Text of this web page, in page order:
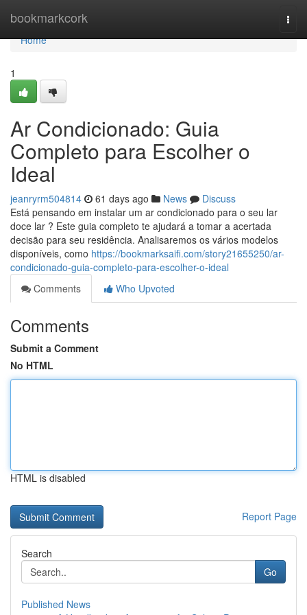
bookmarkcork
Home
Home
1
Ar Condicionado: Guia
Completo para Escolher o
Ideal
jeanryrm504814 61 days ago News
Discuss
Está pensando em instalar um ar condicionado para o seu lar
doce lar ? Este guia completo te ajudará a tomar a acertada
decisão para seu residência. Analisaremos os vários modelos
disponíveis, como https://bookmarksaifi.com/story21655250/ar-
condicionado-guia-completo-para-escolher-o-ideal
Comments
Who Upvoted
Comments
Submit a Comment
No HTML
HTML is disabled
Report Page
Search
Go
Published News